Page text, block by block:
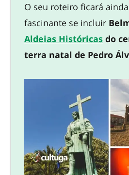
O seu roteiro ficará
fascinante se incluir
Aldeias Históricasdo
terra natal de Pedro